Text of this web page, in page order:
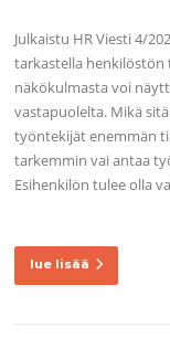
Julkaistu HR Viesti 4/
tarkastella henkilöstön
näkökulmasta voi
vastapuolelta. Mikä
työntekijät enemmän
tarkemmin vai antaa
Esihenkilön tulee olla
lue lisää